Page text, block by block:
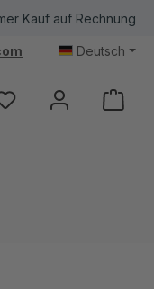
Kauf auf Rechnung
Deutsch